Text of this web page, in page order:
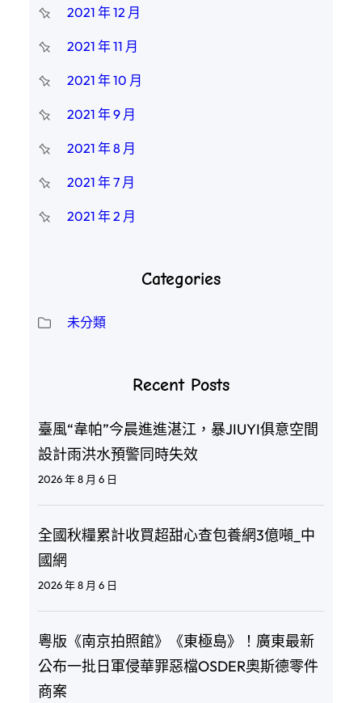
2021 年 12 月
2021 年 11 月
2021 年 10 月
2021 年 9 月
2021 年 8 月
2021 年 7 月
2021 年 2 月
Categories
未分類
Recent Posts
臺風“韋帕”今晨進進湛江，暴JIUYI俱意空間
設計雨洪水預警同時失效
2026 年 8 月 6 日
全國秋糧累計收買超甜心查包養網3億噸_中
國網
2026 年 8 月 6 日
粵版《南京拍照館》《東極島》！廣東最新
公布一批日軍侵華罪惡檔OSDER奧斯德零件
商案